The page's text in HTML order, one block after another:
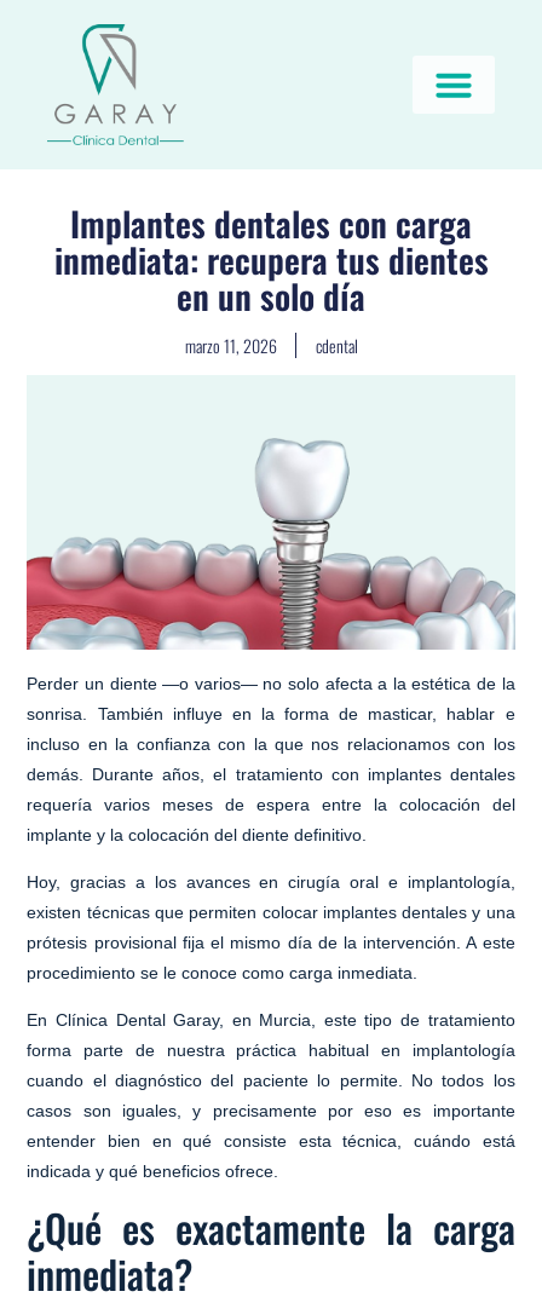
Implantes dentales con carga
inmediata: recupera tus dientes
en un solo día
marzo 11, 2026 cdental
Perder un diente —o varios— no solo afecta a la estética de la
sonrisa. También influye en la forma de masticar, hablar e
incluso en la confianza con la que nos relacionamos con los
demás. Durante años, el tratamiento con implantes dentales
requería varios meses de espera entre la colocación del
implante y la colocación del diente definitivo.
Hoy, gracias a los avances en cirugía oral e implantología,
existen técnicas que permiten colocar implantes dentales y una
prótesis provisional fija el mismo día de la intervención . A este
procedimiento se le conoce comocarga inmediata
En Clínica Dental Garay, en Murcia, este tipo de tratamiento
forma parte de nuestra práctica habitual en implantología
cuando el diagnóstico del paciente lo permite. No todos los
casos son iguales, y precisamente por eso es importante
entender bien en qué consiste esta técnica, cuándo está
indicada y qué beneficios ofrece.
¿Qué es exactamente la carga
inmediata?